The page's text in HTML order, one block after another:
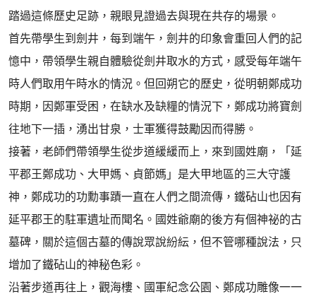
踏過這條歷史足跡，親眼見證過去與現在共存的場景。
首先帶學生到劍井，每到端午，劍井的印象會重回人們的記
憶中，帶領學生親自體驗從劍井取水的方式，感受每年端午
時人們取用午時水的情況。但回朔它的歷史，從明朝鄭成功
時期，因鄭軍受困，在缺水及缺糧的情況下，鄭成功將寶劍
往地下一插，湧出甘泉，士軍獲得鼓勵因而得勝。
接著，老師們帶領學生從步道緩緩而上，來到國姓廟，「延
平郡王鄭成功、大甲媽、貞節媽」是大甲地區的三大守護
神，鄭成功的功勳事蹟一直在人們之間流傳，鐵砧山也因有
延平郡王的駐軍遺址而聞名。國姓爺廟的後方有個神祕的古
墓碑，關於這個古墓的傳說眾說紛紜，但不管哪種說法，只
增加了鐵砧山的神秘色彩。
沿著步道再往上，觀海樓、國軍紀念公園、鄭成功雕像一一